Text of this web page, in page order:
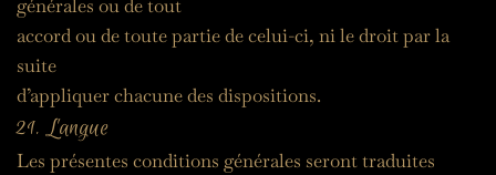
générales ou de tout
accord ou de toute partie de celui-ci, ni le droit par la
suite
d’appliquer chacune des dispositions.
21. Langue
Les présentes conditions générales seront traduites